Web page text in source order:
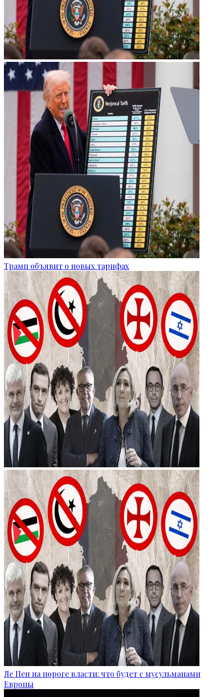
Трамп объявит о новых тарифах
Ле Пен на пороге власти: что будет с мусульманами
Европы